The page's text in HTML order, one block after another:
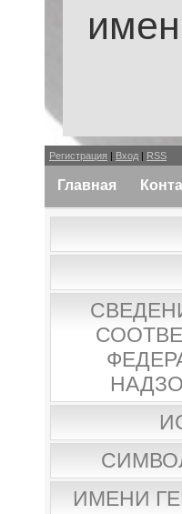
Регистрация | Вход | RSS
Главная
ИМЕНИ